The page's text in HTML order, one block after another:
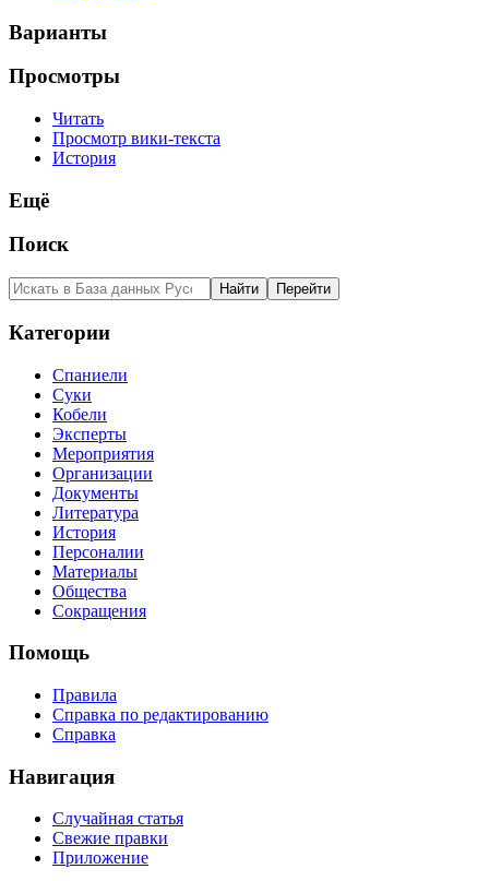
Варианты
Просмотры
Читать
Просмотр вики-текста
История
Ещё
Поиск
Категории
Спаниели
Суки
Кобели
Эксперты
Мероприятия
Организации
Документы
Литература
История
Персоналии
Материалы
Общества
Сокращения
Помощь
Правила
Справка по редактированию
Справка
Навигация
Случайная статья
Свежие правки
Приложение